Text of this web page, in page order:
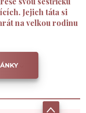
Jejich táta si
na velkou rodinu